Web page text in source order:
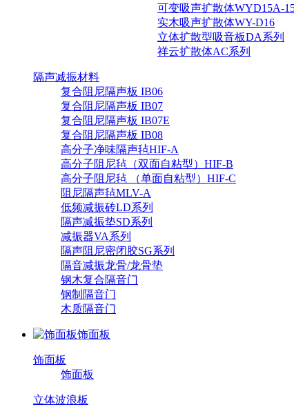
可变吸声扩散体WYD15A-
实木吸声扩散体WY-D16
立体扩散型吸音板DA系列
祥云扩散体AC系列
隔声减振材料
复合阻尼隔声板 IB06
复合阻尼隔声板 IB07
复合阻尼隔声板 IB07E
复合阻尼隔声板 IB08
高分子净味隔声毡HIF-A
高分子阻尼毡（双面自粘型）HIF-B
高分子阻尼毡 （单面自粘型）HIF-C
阻尼隔声毡MLV-A
低频减振砖LD系列
隔声减振垫SD系列
减振器VA系列
隔声阻尼密闭胶SG系列
隔音减振龙骨/龙骨垫
钢木复合隔音门
钢制隔音门
木质隔音门
饰面板
饰面板
饰面板
立体波浪板